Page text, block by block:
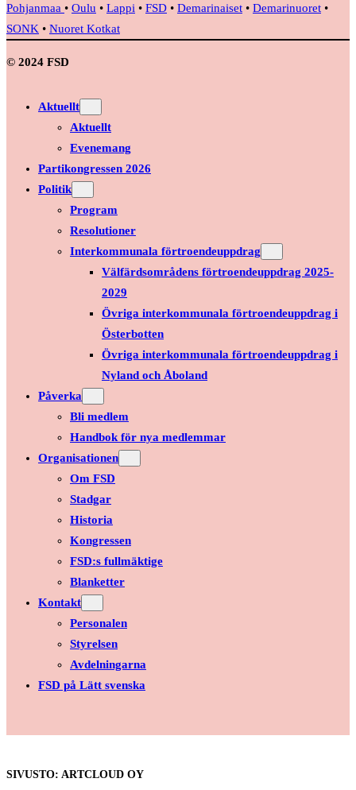
Pohjanmaa • Oulu • Lappi • FSD • Demarinaiset • Demarinuoret •
SONK • Nuoret Kotkat
© 2024 FSD
Aktuellt
Aktuellt
Evenemang
Partikongressen 2026
Politik
Program
Resolutioner
Interkommunala förtroendeuppdrag
Välfärdsområdens förtroendeuppdrag 2025-
2029
Övriga interkommunala förtroendeuppdrag i
Österbotten
Övriga interkommunala förtroendeuppdrag i
Nyland och Åboland
Påverka
Bli medlem
Handbok för nya medlemmar
Organisationen
Om FSD
Stadgar
Historia
Kongressen
FSD:s fullmäktige
Blanketter
Kontakt
Personalen
Styrelsen
Avdelningarna
FSD på Lätt svenska
SIVUSTO: ARTCLOUD OY